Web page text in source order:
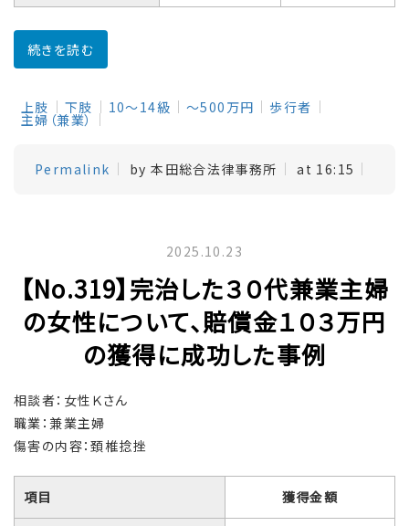
続きを読む
上肢 下肢 10～14級 ～500万円 歩行者
主婦（兼業）
Permalink by 本田総合法律事務所 at 16:15
2025.10.23
【No.319】完治した３０代兼業主婦
の女性について、賠償金１０３万円
の獲得に成功した事例
相談者：女性Ｋさん
職業：兼業主婦
傷害の内容：頚椎捻挫
項目 獲得金額